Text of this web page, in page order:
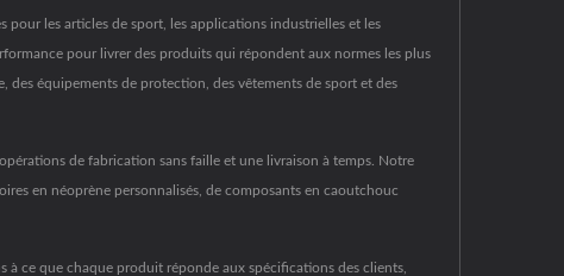
les articles de sport, les applications industrielles et les
pour livrer des produits qui répondent aux normes les plus
équipements de protection, des vêtements de sport et des
de fabrication sans faille et une livraison à temps. Notre
en néoprène personnalisés, de composants en caoutchouc
ce que chaque produit réponde aux spécifications des clients,